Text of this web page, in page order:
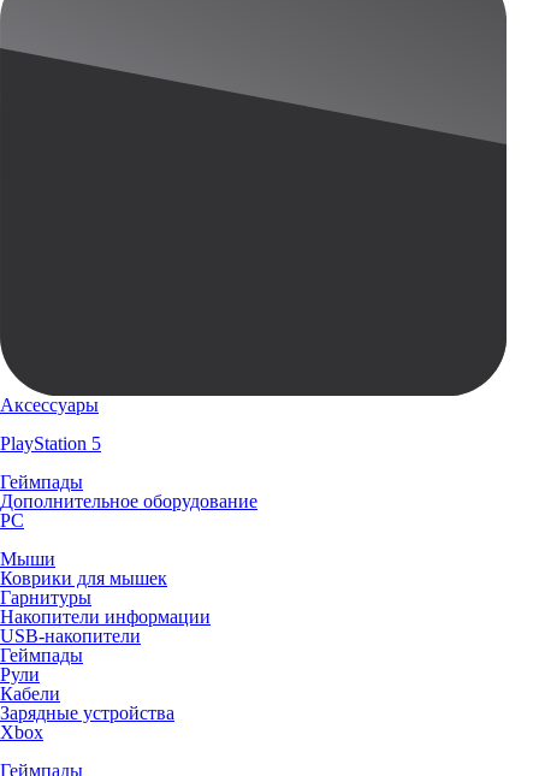
Аксессуары
PlayStation 5
Геймпады
Дополнительное оборудование
PC
Мыши
Коврики для мышек
Гарнитуры
Накопители информации
USB-накопители
Геймпады
Рули
Кабели
Зарядные устройства
Xbox
Геймпады